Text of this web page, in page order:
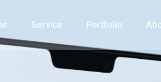
Service Portfolio